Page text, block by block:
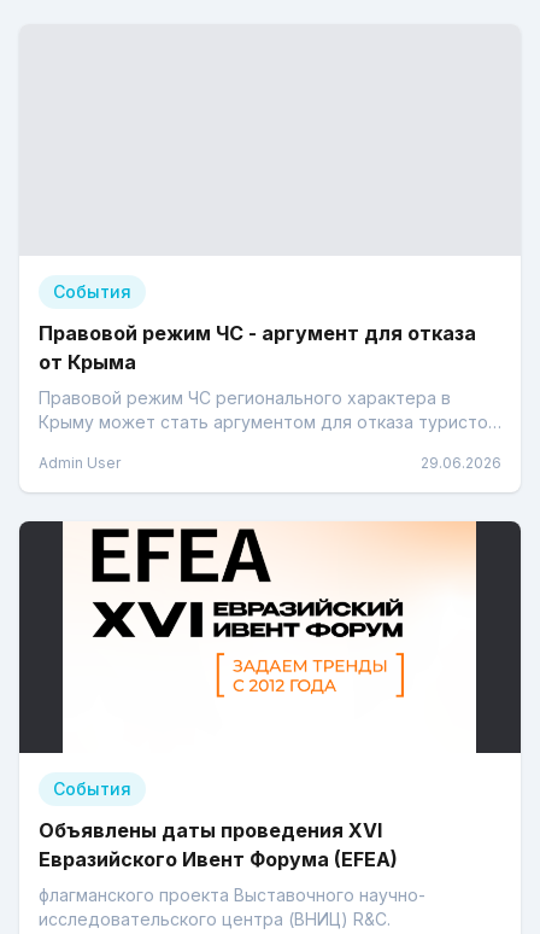
События
Правовой режим ЧС - аргумент для отказа
от Крыма
Правовой режим ЧС регионального характера в
Крыму может стать аргументом для отказа туристов
Admin User 29.06.2026
События
Объявлены даты проведения XVI
Евразийского Ивент Форума (EFEA)
флагманского проекта Выставочного научно-
исследовательского центра (ВНИЦ) R&C.